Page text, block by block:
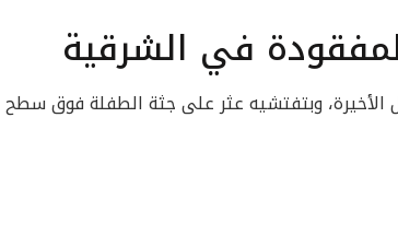
في الشرقية
الأخيرة، وبتفتشيه عثر على جثة الطفلة فوق سطح